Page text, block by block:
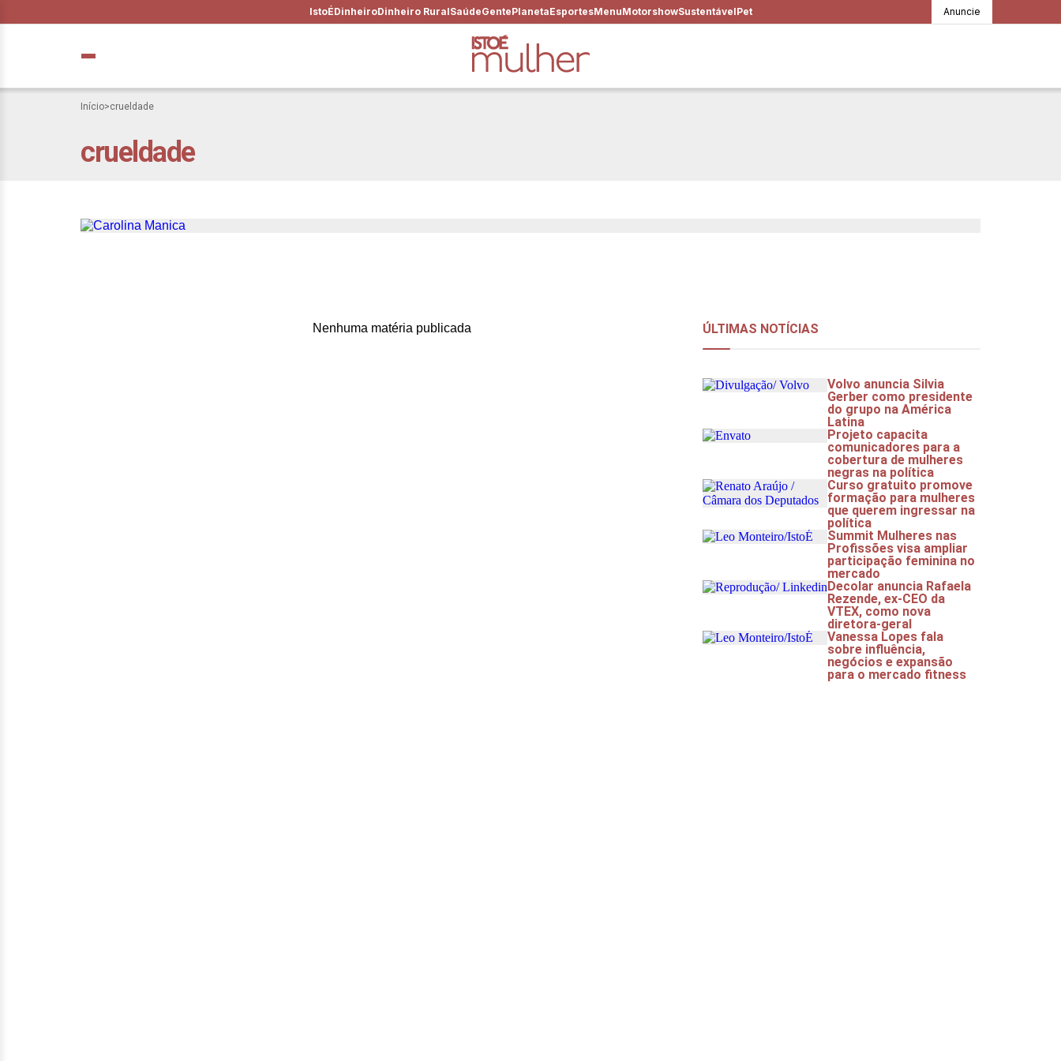
IstoÉDinheiroDinheiro RuralSaúdeGentePlanetaEsportesMenuMotorshowSustentávelPet Anuncie
Início>crueldade
crueldade
Respira e diga sim, quantas vezes for preciso, e ainda mais
Nenhuma matéria publicada